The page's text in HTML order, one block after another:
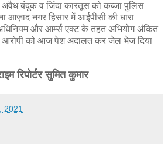
बंदूक व जिंदा कारतूस को कब्जा पुलिस
नगर हिसार में आईपीसी की धारा
और आर्म्स एक्ट के तहत अभियोग अंकित
आरोपी को आज पेश अदालत कर जेल भेज दिया
रिपोर्टर सुमित कुमार
2021